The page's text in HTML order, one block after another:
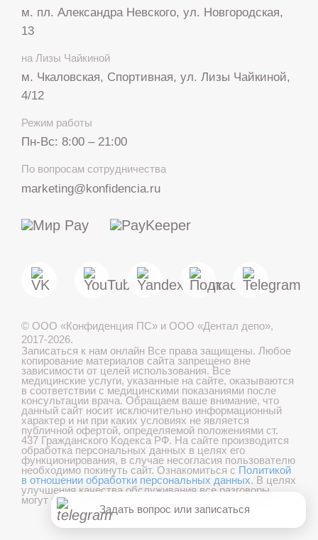
м. пл. Александра Невского, ул. Новгородская,
13
на Лизы Чайкиной
м. Чкаловская, Спортивная, ул. Лизы Чайкиной,
4/12
Режим работы
Пн-Вс: 8:00 – 21:00
По вопросам сотрудничества
marketing@konfidencia.ru
© ООО «Конфиденция ПС» и ООО «Дентал депо»,
2017-2026.
Записаться к нам онлайн Все права защищены. Любое
копирование материалов сайта запрещено вне
зависимости от целей использования. Все
медицинские услуги, указанные на сайте, оказываются
в соответствии с медицинскими показаниями после
консультации врача. Обращаем ваше внимание, что
данный сайт носит исключительно информационный
характер и ни при каких условиях не является
публичной офертой, определяемой положениями ст.
437 Гражданского Кодекса РФ. На сайте производится
обработка персональных данных в целях его
функционирования, в случае несогласия пользователю
необходимо покинуть сайт. Ознакомиться с Политикой
в отношении обработки персональных данных. В целях
улучшения качества обслуживания все разговоры
могут быть записаны.
с 8:00 до 21:00
МАКС
Telegram
Записаться онлайн
Онлайн консультация
Задать вопрос или записаться
Хорошо